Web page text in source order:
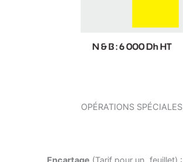
OPÉRATIONS SPÉCIALES